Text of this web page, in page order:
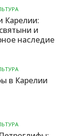
Карелии:
и
наследие
в Карелии